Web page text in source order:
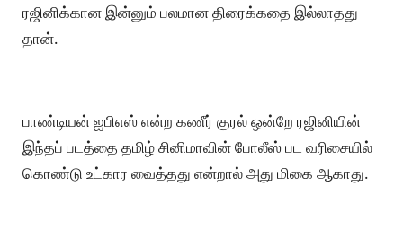
ரஜினிக்கான இன்னும் பலமான திரைக்கதை இல்லாதது
தான்.
பாண்டியன் ஐபிஎஸ் என்ற கணீர் குரல் ஒன்றே ரஜினியின்
இந்தப் படத்தை தமிழ் சினிமாவின் போலீஸ் பட வரிசையில்
கொண்டு உட்கார வைத்தது என்றால் அது மிகை ஆகாது.